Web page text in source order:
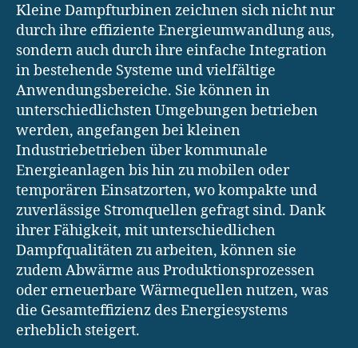
Kleine Dampfturbinen zeichnen sich nicht nur
durch ihre effiziente Energieumwandlung aus,
sondern auch durch ihre einfache Integration
in bestehende Systeme und vielfältige
Anwendungsbereiche. Sie können in
unterschiedlichsten Umgebungen betrieben
werden, angefangen bei kleinen
Industriebetrieben über kommunale
Energieanlagen bis hin zu mobilen oder
temporären Einsatzorten, wo kompakte und
zuverlässige Stromquellen gefragt sind. Dank
ihrer Fähigkeit, mit unterschiedlichen
Dampfqualitäten zu arbeiten, können sie
zudem Abwärme aus Produktionsprozessen
oder erneuerbare Wärmequellen nutzen, was
die Gesamteffizienz des Energiesystems
erheblich steigert.